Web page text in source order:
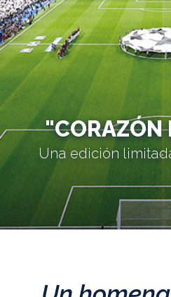
"CORAZÓN
Una edición